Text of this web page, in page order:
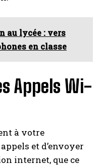
Policy.
tablette tactile qui
au lycée : vers
en classe
Appels Wi-
à votre
et d’envoyer
internet, que ce